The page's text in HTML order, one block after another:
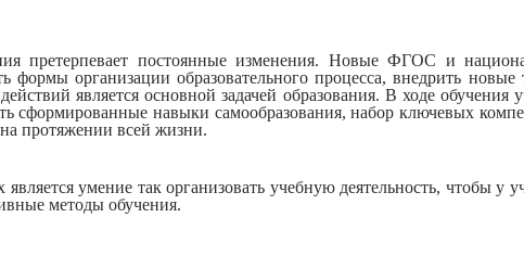
претерпевает постоянные изменения. Новые ФГОС и
формы организации образовательного процесса, внедрить
является основной задачей образования. В ходе
сформированные навыки самообразования, набор ключевых
протяжении всей жизни.
умение так организовать учебную деятельность, чтобы
методы обучения.